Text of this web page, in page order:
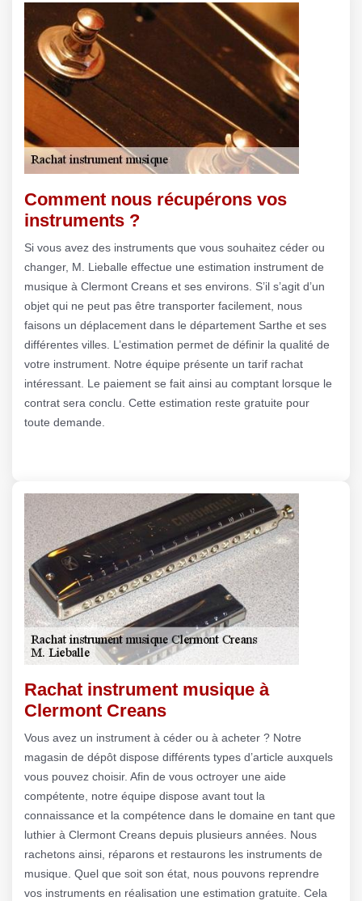
Comment nous récupérons vos
instruments ?
Si vous avez des instruments que vous souhaitez céder ou
changer, M. Lieballe effectue une estimation instrument de
musique à Clermont Creans et ses environs. S’il s’agit d’un
objet qui ne peut pas être transporter facilement, nous
faisons un déplacement dans le département Sarthe et ses
différentes villes. L’estimation permet de définir la qualité de
votre instrument. Notre équipe présente un tarif rachat
intéressant. Le paiement se fait ainsi au comptant lorsque le
contrat sera conclu. Cette estimation reste gratuite pour
toute demande.
Rachat instrument musique à
Clermont Creans
Vous avez un instrument à céder ou à acheter ? Notre
magasin de dépôt dispose différents types d’article auxquels
vous pouvez choisir. Afin de vous octroyer une aide
compétente, notre équipe dispose avant tout la
connaissance et la compétence dans le domaine en tant que
luthier à Clermont Creans depuis plusieurs années. Nous
rachetons ainsi, réparons et restaurons les instruments de
musique. Quel que soit son état, nous pouvons reprendre
vos instruments en réalisation une estimation gratuite. Cela